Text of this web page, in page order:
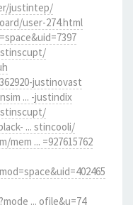
justintep/
user-274.html
justinovast
... -justindix
... stincooli/
... =927615762
... ofile&u=74